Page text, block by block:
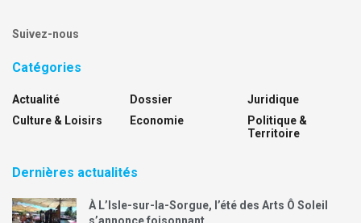
Suivez-nous
Catégories
Actualité
Culture & Loisirs
Dossier
Economie
Juridique
Politique &
Territoire
Dernières actualités
À L’Isle-sur-la-Sorgue, l’été des Arts Ô Soleil